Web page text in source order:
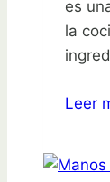
es
la
Leer